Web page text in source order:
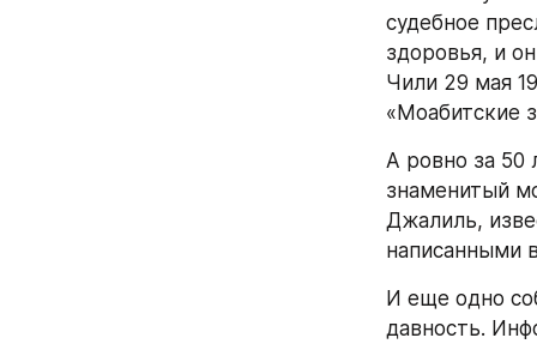
судебное
здоровья, и
Чили 29 мая
«Моабитские
А ровно за 50
знаменитый
Джалиль,
написанными
И еще одно
давность.